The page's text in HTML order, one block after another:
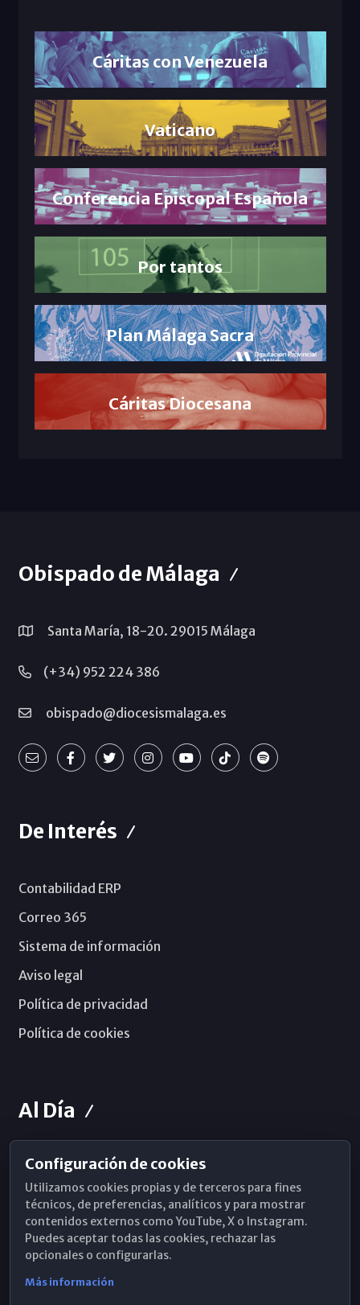
Cáritas con Venezuela
Vaticano
Conferencia Episcopal Española
Por tantos
Plan Málaga Sacra
Cáritas Diocesana
Obispado de Málaga
Santa María, 18-20. 29015 Málaga
(+34) 952 224 386
obispado@diocesismalaga.es
De Interés
Contabilidad ERP
Correo 365
Sistema de información
Aviso legal
Política de privacidad
Política de cookies
Al Día
Horarios de Misa
Hemeroteca
WhatsApp
Configuración de cookies
Utilizamos cookies propias y de terceros para fines
técnicos, de preferencias, analíticos y para mostrar
contenidos externos como YouTube, X o Instagram.
Puedes aceptar todas las cookies, rechazar las
opcionales o configurarlas.
Más información